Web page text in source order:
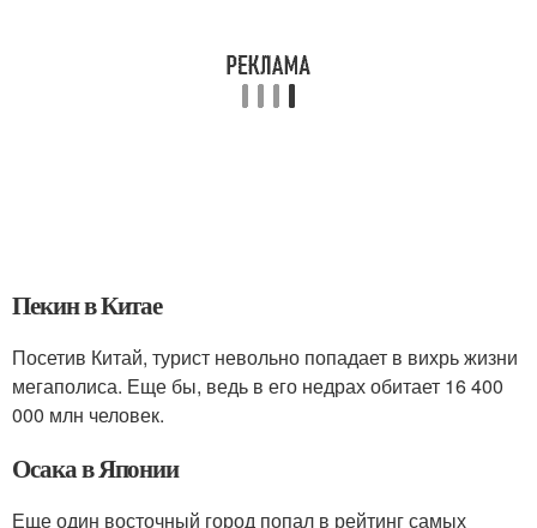
Пекин в Китае
Посетив Китай, турист невольно попадает в вихрь жизни
мегаполиса. Еще бы, ведь в его недрах обитает 16 400
000 млн человек.
Осака в Японии
Еще один восточный город попал в рейтинг самых